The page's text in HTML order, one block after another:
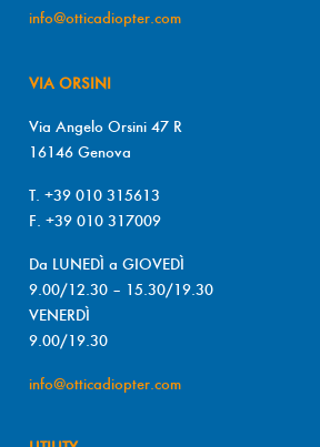
info@otticadiopter.com
VIA ORSINI
Via Angelo Orsini 47 R
16146 Genova
T. +39 010 315613
F. +39 010 317009
Da LUNEDÌ a GIOVEDÌ
9.00/12.30 – 15.30/19.30
VENERDÌ
9.00/19.30
info@otticadiopter.com